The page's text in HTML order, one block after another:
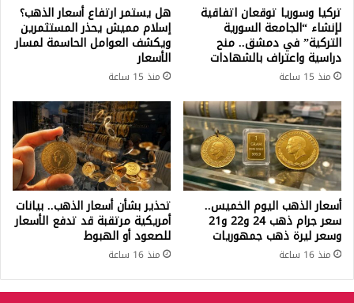
تركيا وسوريا توقعان اتفاقية
لإنشاء “الجامعة السورية
التركية” في دمشق.. منح
دراسية واعتراف بالشهادات
منذ 15 ساعة
هل يستمر ارتفاع أسعار الذهب؟
إسلام مميش يحذر المستثمرين
ويكشف العوامل الحاسمة لمسار
الأسعار
منذ 15 ساعة
أسعار الذهب اليوم الخميس..
سعر جرام ذهب 24 و22 و21
وسعر ليرة ذهب جمهوريات
منذ 16 ساعة
تحذير بشأن أسعار الذهب.. بيانات
أمريكية مرتقبة قد تدفع الأسعار
للصعود أو الهبوط
منذ 16 ساعة